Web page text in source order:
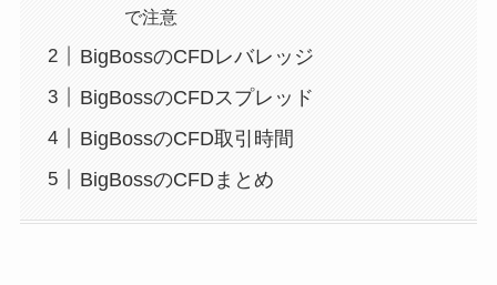
で注意
BigBossのCFDレバレッジ
BigBossのCFDスプレッド
BigBossのCFD取引時間
BigBossのCFDまとめ